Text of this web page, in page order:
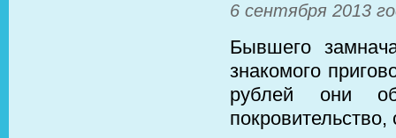
6 сентября 2013
Бывшего
знакомого
рублей они